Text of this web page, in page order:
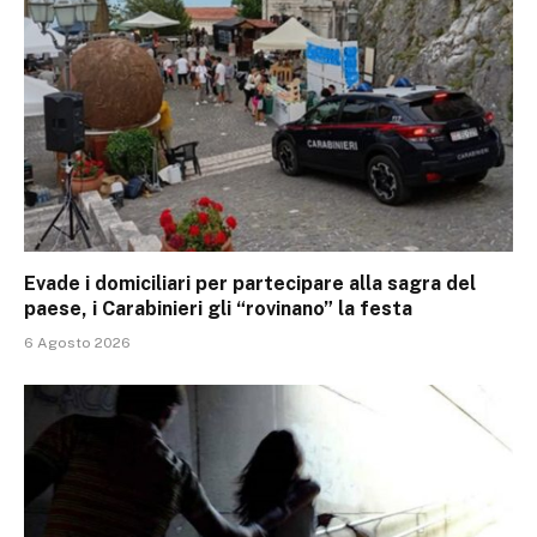
Evade i domiciliari per partecipare alla sagra del
paese, i Carabinieri gli “rovinano” la festa
6 Agosto 2026